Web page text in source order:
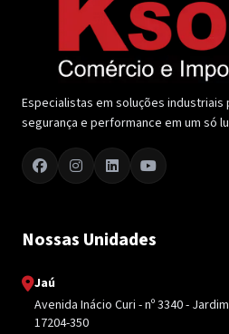
Especialistas em soluções industriais
segurança e performance em um só
Nossas Unidades
Jaú
Avenida Inácio Curi - nº 3340 -
17204-350